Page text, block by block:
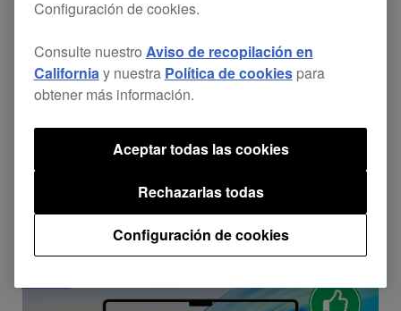
Compatibilidad con iPadOS 26
Configuración de cookies.
Consulte nuestro Aviso de recopilación en
Californiay nuestra Política de cookiespara
obtener más información.
Configuración de cookies
Rechazarlas todas
Aceptar todas las cookies